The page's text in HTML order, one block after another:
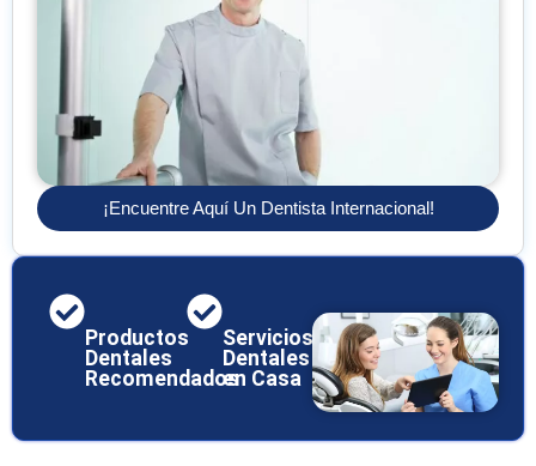
¡Encuentre Aquí Un Dentista Internacional!
Productos
Dentales
Recomendados
Servicios
Dentales
en Casa